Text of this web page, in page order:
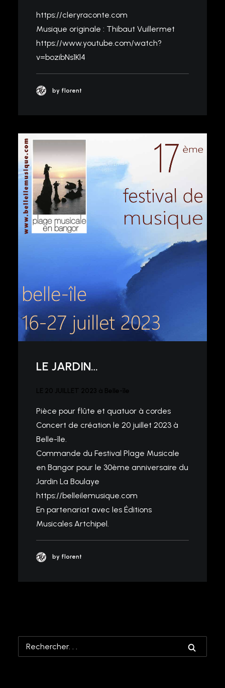
https://cleryraconte.com
Musique originale : Thibaut Vuillermet
https://www.youtube.com/watch?
v=bozibNs1Kl4
by florent
LE JARDIN…
LE 20 JUILLET 2023 à Belle-île
Pièce pour flûte et quatuor à cordes
Concert de création le 20 juillet 2023 à
Belle-île.
Commande du Festival Plage Musicale
en Bangor pour le 30ème anniversaire du
Jardin La Boulaye
https://belleilemusique.com
En partenariat avec les Éditions
Musicales Artchipel.
by florent